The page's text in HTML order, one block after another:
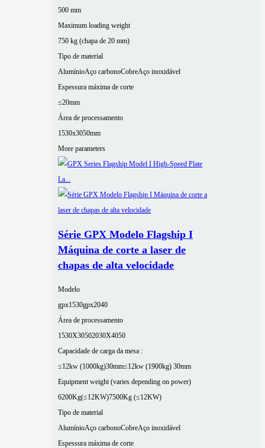
500 mm
Maximum loading weight
750 kg (chapa de 20 mm)
Tipo de material
AlumínioAço carbonoCobreAço inoxidável
Espessura máxima de corte
≤20mm
Área de processamento
1530x3050mm
More parameters
Série GPX Modelo Flagship I
Máquina de corte a laser de
chapas de alta velocidade
Modelo
gpx1530gpx2040
Área de processamento
1530X30502030X4050
Capacidade de carga da mesa :
≤12kw (1000kg)30mm≤12kw (1900kg) 30mm
Equipment weight (varies depending on power)
6200Kg(≤12KW)7500Kg (≤12KW)
Tipo de material
AlumínioAço carbonoCobreAço inoxidável
Espessura máxima de corte